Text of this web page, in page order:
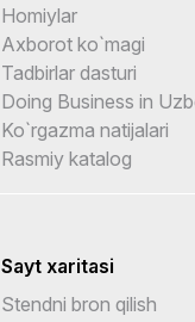
Homiylar
Axborot ko`magi
Tadbirlar dasturi
Doing Business in
Ko`rgazma natijalari
Rasmiy katalog
Sayt xaritasi
Stendni bron qilish